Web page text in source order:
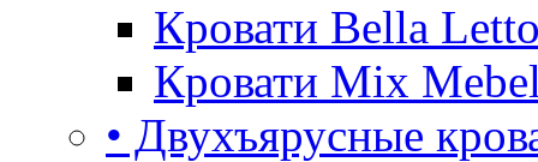
Кровати Bella
Кровати Mix
• Двухъярусные